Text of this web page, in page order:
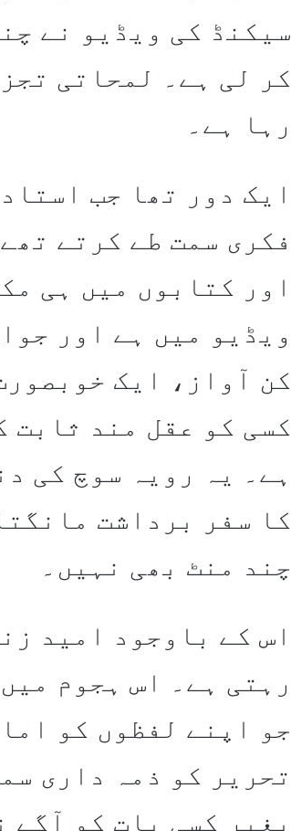
سیکنڈ کی ویڈیو نے
کر لی ہے۔ لمحاتی
رہا ہے۔
ایک دور تھا جب
فکری سمت طے کرتے
اور کتابوں میں ہی
ویڈیو میں ہے اور
کن آواز، ایک
کسی کو عقل مند ثابت
ہے۔ یہ رویہ سوچ کی
کا سفر برداشت
چند منٹ بھی نہیں۔
اس کے باوجود امید
رہتی ہے۔ اس ہجوم
جو اپنے لفظوں کو
تحریر کو ذمہ داری
بغیر کسی بات کو آگے